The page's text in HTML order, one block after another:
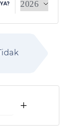
+